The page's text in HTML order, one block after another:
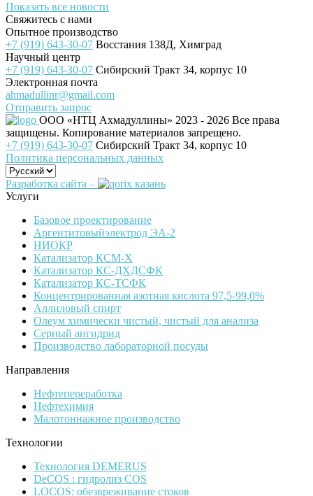
Показать все новости
Свяжитесь с нами
Опытное производство
+7 (919) 643-30-07 Восстания 138Д, Химград
Научный центр
+7 (919) 643-30-07 Сибирский Тракт 34, корпус 10
Электронная почта
ahmadullinr@gmail.com
Отправить запрос
ООО «НТЦ Ахмадуллины» 2023 - 2026 Все права
защищены. Копирование материалов запрещено.
+7 (919) 643-30-07 Сибирский Тракт 34, корпус 10
Политика персональных данных
Разработка сайта –
Услуги
Базовое проектирование
Аргентитовыйэлектрод ЭА-2
НИОКР
Катализатор КСМ-Х
Катализатор КС-ДХДСФК
Катализатор КС-ТСФК
Концентрированная азотная кислота 97,5-99,0%
Аллиловый спирт
Олеум химически чистый, чистый для анализа
Серный ангидрид
Производство лабораторной посуды
Направления
Нефтепереработка
Нефтехимия
Малотоннажное производство
Технологии
Технология DEMERUS
DeCOS : гидролиз COS
LOCOS: обезвреживание стоков